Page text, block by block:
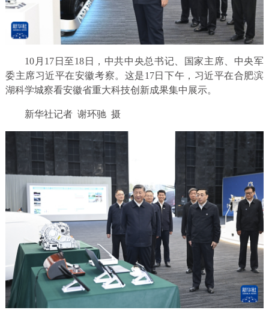
10月17日至18日，中共中央总书记、国家主席、中央军
委主席习近平在安徽考察。这是17日下午，习近平在合肥滨
湖科学城察看安徽省重大科技创新成果集中展示。
新华社记者 谢环驰 摄